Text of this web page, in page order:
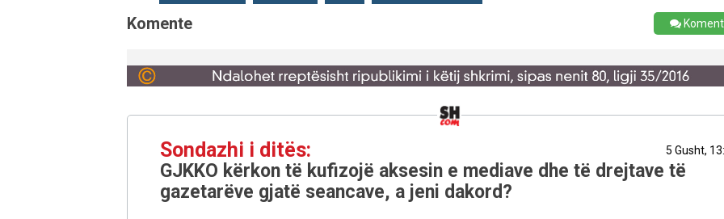
Komente
Sondazhi i ditës: 5 Gusht,
GJKKO kërkon të kufizojë aksesin e mediave dhe të drejtave të
gazetarëve gjatë seancave, a jeni dakord?